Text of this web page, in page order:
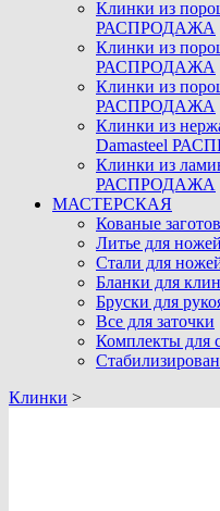
Клинки из
РАСПРОДАЖА
Клинки из
РАСПРОДАЖА
Клинки из
РАСПРОДАЖА
Клинки из
Damasteel
Клинки из
РАСПРОДАЖА
МАСТЕРСКАЯ
Кованые
Литье для ножей
Стали для
Бланки для
Бруски для
Все для заточки
Комплекты для
Клинки >